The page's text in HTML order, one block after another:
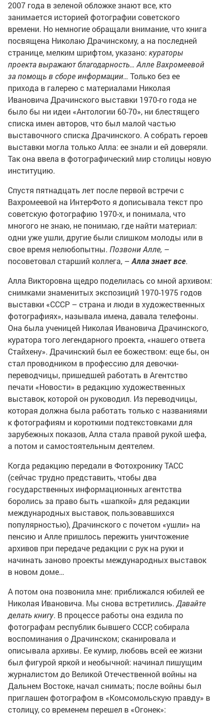
2007 года в зеленой обложке знают все, кто
занимается историей фотографии советского
времени. Но немногие обращали внимание, что книга
посвящена Николаю Драчинскому, а на последней
странице, мелким шрифтом, указано: кураторы
проекта выражают благодарность… Алле Вахромеевой
за помощь в сборе информации… Только без ее
прихода в галерею с материалами Николая
Ивановича Драчинского выставки 1970-го года не
было бы ни идеи «Антологии 60-70», ни блестящего
списка имен авторов, что был малой частью
выставочного списка Драчинского. А собрать героев
выставки могла только Алла: ее знали и ей доверяли.
Так она ввела в фотографический мир столицы новую
институцию.
Спустя пятнадцать лет после первой встречи с
Вахромеевой на ИнтерФото я дописывала текст про
советскую фотографию 1970-х, и понимала, что
многого не знаю, не понимаю, где найти материал:
одни уже ушли, другие были слишком молоды или в
свое время нелюбопытны. Позвони Алле, –
посоветовал старший коллега, – Алла знает все.
Алла Викторовна щедро поделилась со мной архивом:
снимками знаменитых экспозиций 1970-1975 годов
выставки «СССР – страна и люди в художественных
фотографиях», называла имена, давала телефоны.
Она была ученицей Николая Ивановича Драчинского,
куратора того легендарного проекта, «нашего ответа
Стайхену». Драчинский был ее божеством: еще бы, он
стал проводником в профессию для девочки-
переводчицы, пришедшей работать в Агентство
печати «Новости» в редакцию художественных
выставок, которой он руководил. Из переводчицы,
которая должна была работать только с названиями
к фотографиям и короткими подтекстовками для
зарубежных показов, Алла стала правой рукой шефа,
а потом и самостоятельным деятелем.
Когда редакцию передали в Фотохронику ТАСС
(сейчас трудно представить, чтобы два
государственных информационных агентства
боролись за право быть «шапкой» для редакции
международных выставок, пользовавшихся
популярностью), Драчинского с почетом «ушли» на
пенсию и Алле пришлось пережить уничтожение
архивов при передаче редакции с рук на руки и
начинать заново проекты международных выставок
в новом доме…
А потом она позвонила мне: приближался юбилей ее
Николая Ивановича. Мы снова встретились. Давайте
делать книгу. В процессе работы она ездила по
фотографам республик бывшего СССР, собирала
воспоминания о Драчинском; сканировала и
описывала архивы. Ее кумир, любовь всей ее жизни
был фигурой яркой и необычной: начинал пишущим
журналистом до Великой Отечественной войны на
Дальнем Востоке, начал снимать; после войны был
приглашен фотографом в «Комсомольскую правду» в
столицу, со временем перешел в «Огонек»: